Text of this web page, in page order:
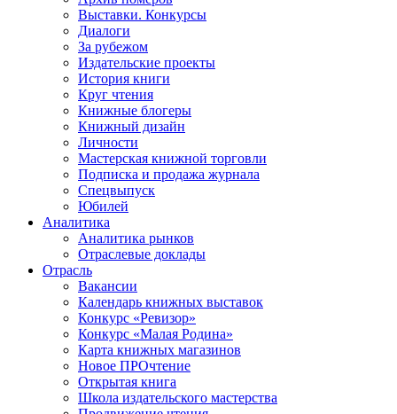
Выставки. Конкурсы
Диалоги
За рубежом
Издательские проекты
История книги
Круг чтения
Книжные блогеры
Книжный дизайн
Личности
Мастерская книжной торговли
Подписка и продажа журнала
Спецвыпуск
Юбилей
Аналитика
Аналитика рынков
Отраслевые доклады
Отрасль
Вакансии
Календарь книжных выставок
Конкурс «Ревизор»
Конкурс «Малая Родина»
Карта книжных магазинов
Новое ПРОчтение
Открытая книга
Школа издательского мастерства